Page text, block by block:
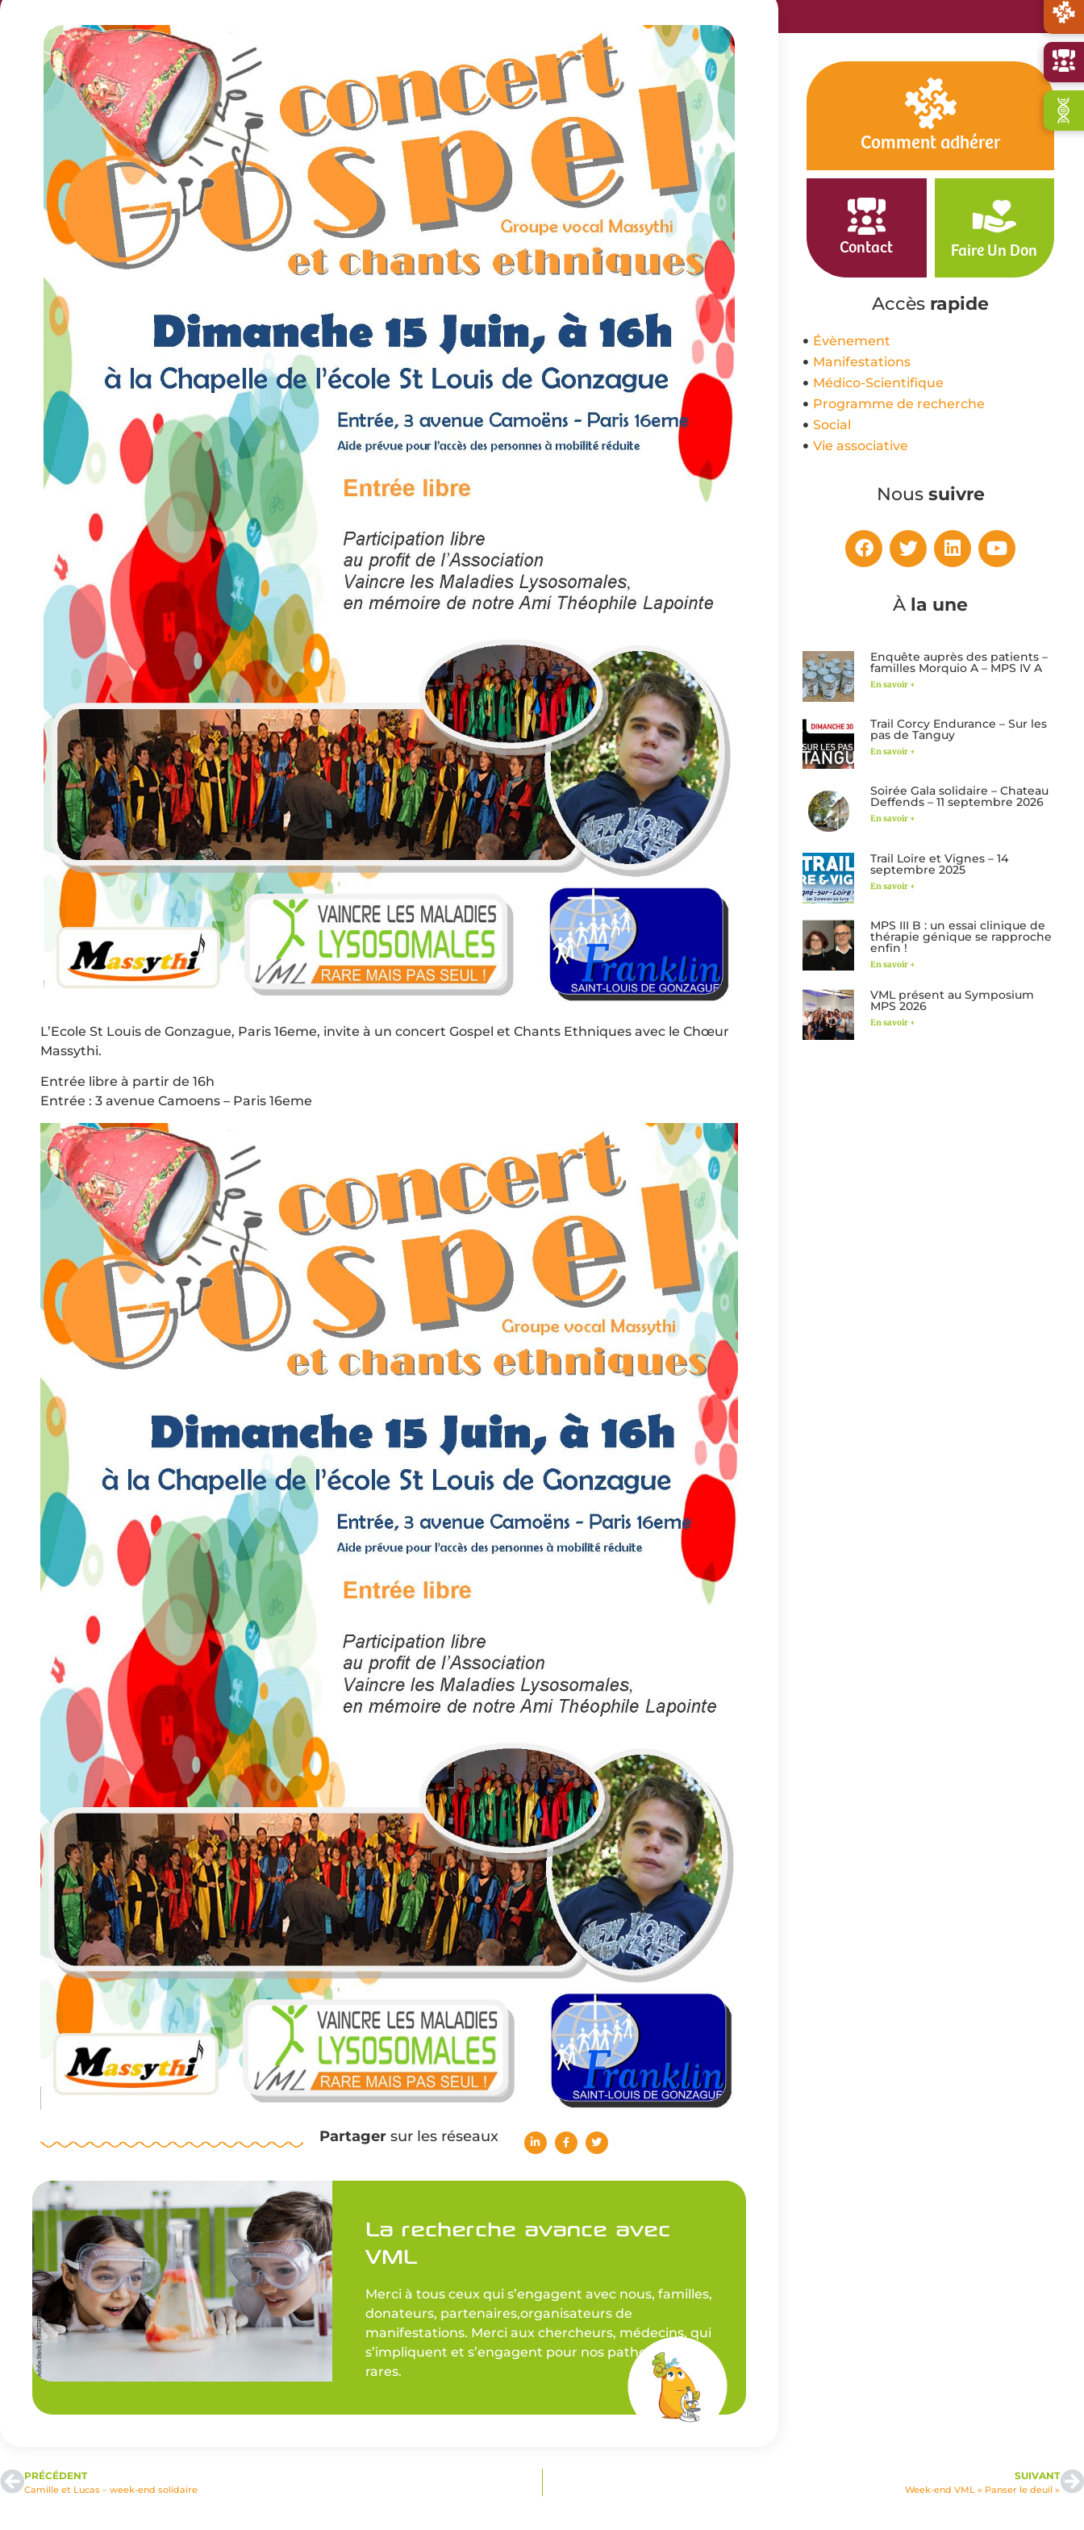
L’Ecole St Louis de Gonzague, Paris 16eme, invite à un concert Gospel et Chants Ethniques avec le Chœur
Massythi.
Entrée libre à partir de 16h
Entrée : 3 avenue Camoens – Paris 16eme
Partagersur les réseaux
La recherche avance avec
VML
Merci à tous ceux qui s’engagent avec nous, familles,
donateurs, partenaires,organisateurs de
manifestations. Merci aux chercheurs, médecins, qui
s’impliquent et s’engagent pour nos pathologies
rares.
Comment adhérer
Contact Faire Un Don
Accès rapide
Évènement
Manifestations
Médico-Scientifique
Programme de recherche
Social
Vie associative
Nous suivre
À la une
Enquête auprès des patients –
familles Morquio A – MPS IV A
En savoir +
Trail Corcy Endurance – Sur les
pas de Tanguy
En savoir +
Soirée Gala solidaire – Chateau
Deffends – 11 septembre 2026
En savoir +
Trail Loire et Vignes – 14
septembre 2025
En savoir +
MPS III B : un essai clinique de
thérapie génique se rapproche
enfin !
En savoir +
VML présent au Symposium
MPS 2026
En savoir +
PRÉCÉDENT
Camille et Lucas – week-end solidaire
SUIVANT
Week-end VML « Panser le deuil »